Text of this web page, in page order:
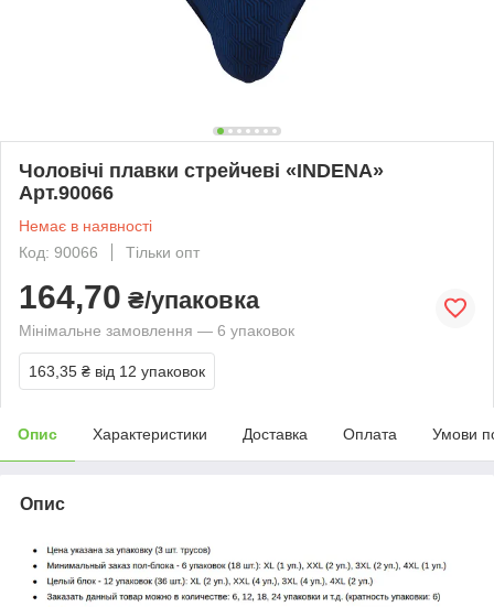
Чоловічі плавки стрейчеві «INDENA»
Арт.90066
Немає в наявності
Код: 90066
Тільки опт
164,70 ₴/упаковка
Мінімальне замовлення — 6 упаковок
163,35 ₴ від 12 упаковок
Опис Характеристики Доставка Оплата Умови
Опис